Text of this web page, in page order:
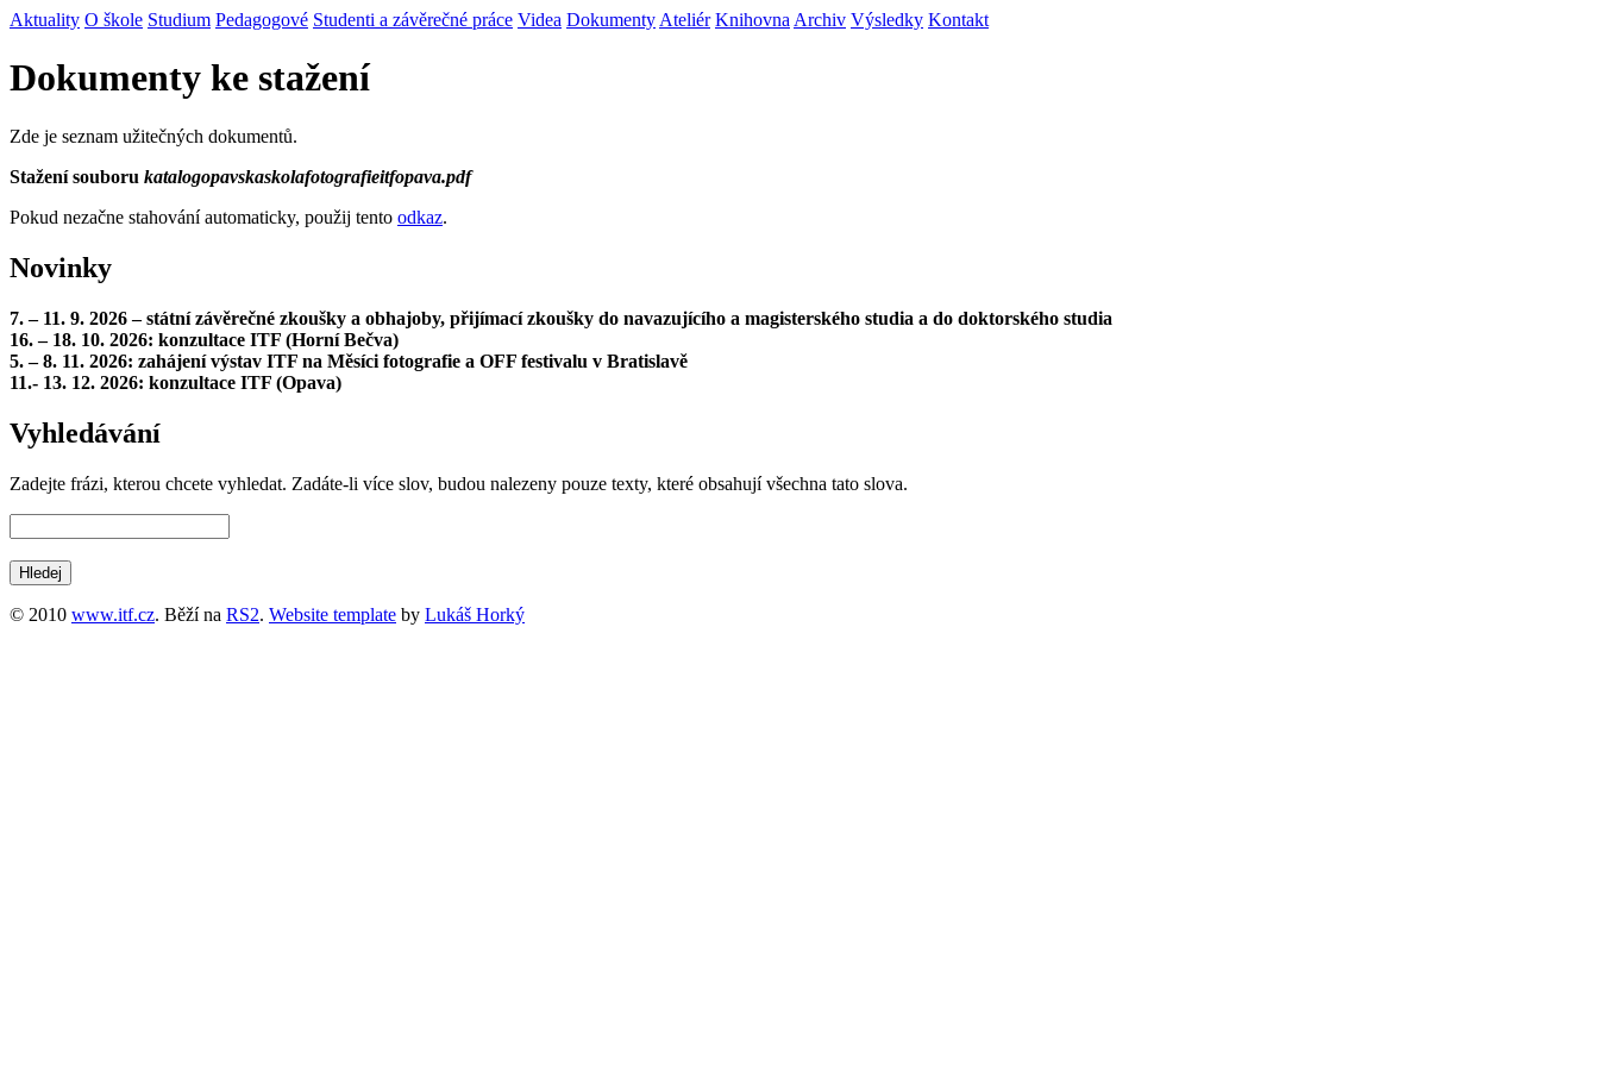
Aktuality O škole Studium Pedagogové Studenti a závěrečné práce Videa Dokumenty Ateliér Knihovna Archiv Výsledky Kontakt
Dokumenty ke stažení
Zde je seznam užitečných dokumentů.
Stažení souboru katalogopavskaskolafotografieitfopava.pdf
Pokud nezačne stahování automaticky, použij tento odkaz.
Novinky
7. – 11. 9. 2026 – státní závěrečné zkoušky a obhajoby, přijímací zkoušky do navazujícího a magisterského studia a do doktorského studia
16. – 18. 10. 2026: konzultace ITF (Horní Bečva)
5. – 8. 11. 2026: zahájení výstav ITF na Měsíci fotografie a OFF festivalu v Bratislavě
11.- 13. 12. 2026: konzultace ITF (Opava)
Vyhledávání
Zadejte frázi, kterou chcete vyhledat. Zadáte-li více slov, budou nalezeny pouze texty, které obsahují všechna tato slova.
© 2010 www.itf.cz. Běží na RS2. Website template by Lukáš Horký